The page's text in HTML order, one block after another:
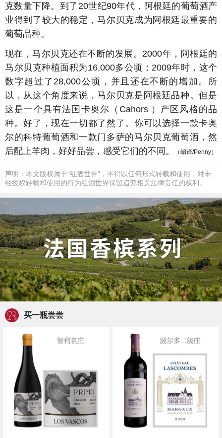
克数量下降。到了20世纪90年代，阿根廷的葡萄酒产
业得到了较大的稳定，马尔贝克成为阿根廷最重要的
葡萄品种。
现在，马尔贝克还在不断的发展。2000年，阿根廷的
马尔贝克种植面积为16,000多公顷；2009年时，这个
数字超过了28,000公顷，并且还在不断的增加。所
以，从这个角度来说，马尔贝克是阿根廷品种。但是
这是一个具有法国卡奥尔（Cahors ）产区风格的品
种。好了，现在一切都了然了。你可以选择一款卡奥
尔的科特葡萄酒和一款门多萨的马尔贝克葡萄酒，然
后配上羊肉，好好品尝，感受它们的不同。
（编译/Penny）
声明：本文版权属于“红酒世界”，不得以任何形式转载和使用，对未
经授权转载和使用的行为红酒世界保留追究相关法律责任的权利。
买一瓶尝尝